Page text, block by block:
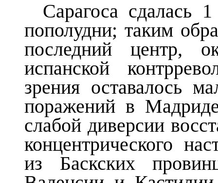
Сарагоса сдалась
пополудни; таким
последний центр,
испанской
зрения оставалось
поражений в
слабой диверсии
концентрического
из Баскских